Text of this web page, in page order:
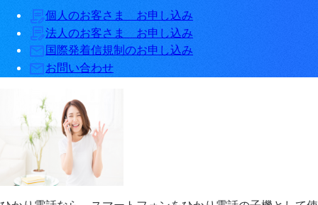
個人のお客さま お申し込み
法人のお客さま お申し込み
国際発着信規制のお申し込み
お問い合わせ